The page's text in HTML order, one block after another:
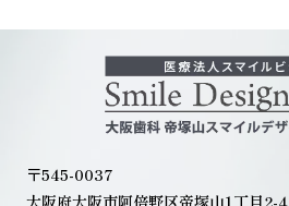
〒545-0037
大阪府大阪市阿倍野区帝塚山1丁目2-4